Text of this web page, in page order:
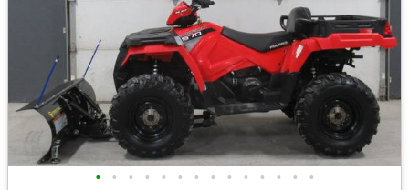
• • • • • • • • • • • • • •